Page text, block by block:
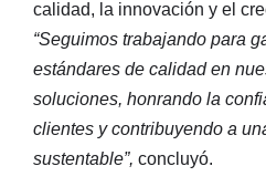
calidad, la innovación y el
“Seguimos trabajando para
estándares de calidad en
soluciones, honrando la
clientes y contribuyendo a
sustentable”, concluyó.